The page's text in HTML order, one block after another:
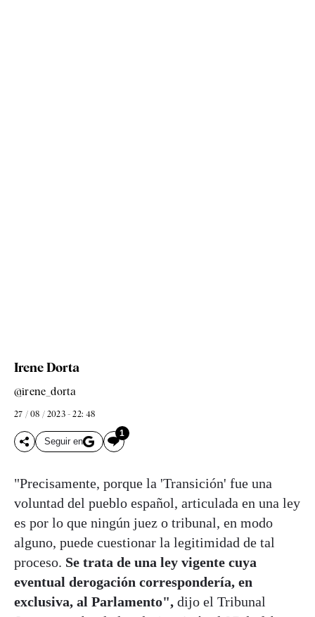
Irene Dorta
@irene_dorta
27 / 08 / 2023 - 22: 48
Seguir en
1
"Precisamente, porque la 'Transición' fue una
voluntad del pueblo español, articulada en una ley
es por lo que ningún juez o tribunal, en modo
alguno, puede cuestionar la legitimidad de tal
proceso. Se trata de una ley vigente cuya
eventual derogación correspondería, en
exclusiva, al Parlamento", dijo el Tribunal